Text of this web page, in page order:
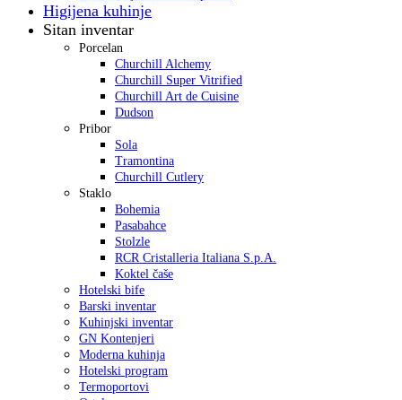
Higijena kuhinje
Sitan inventar
Porcelan
Churchill Alchemy
Churchill Super Vitrified
Churchill Art de Cuisine
Dudson
Pribor
Sola
Tramontina
Churchill Cutlery
Staklo
Bohemia
Pasabahce
Stolzle
RCR Cristalleria Italiana S.p.A.
Koktel čaše
Hotelski bife
Barski inventar
Kuhinjski inventar
GN Kontenjeri
Moderna kuhinja
Hotelski program
Termoportovi